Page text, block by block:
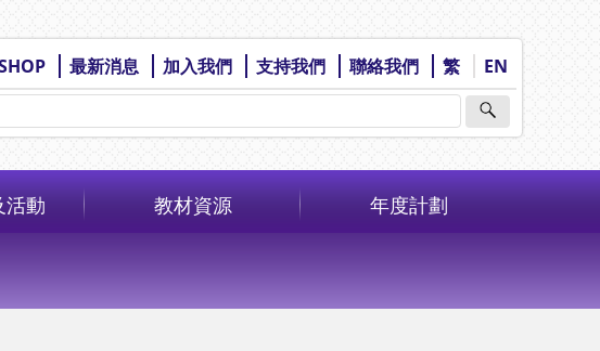
最新消息 加入我們 支持我們 聯絡我們 繁 EN
活動 教材資源 年度計劃